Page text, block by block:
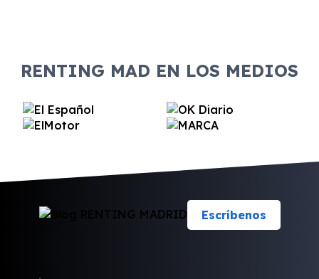
RENTING MAD EN LOS MEDIOS
Escríbenos